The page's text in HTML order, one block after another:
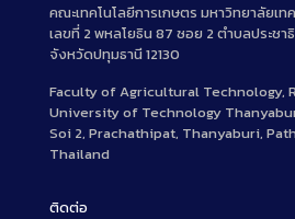
คณะเทคโนโลยีการเกษตร มหาวิทยาลัยเ
เลขที่ 2 พหลโยธิน 87 ซอย 2 ตำบลประช
จังหวัดปทุมธานี 12130
Faculty of Agricultural Technology,
University of Technology
Soi 2, Prachathipat, Thanyaburi,
Thailand
ติดต่อ